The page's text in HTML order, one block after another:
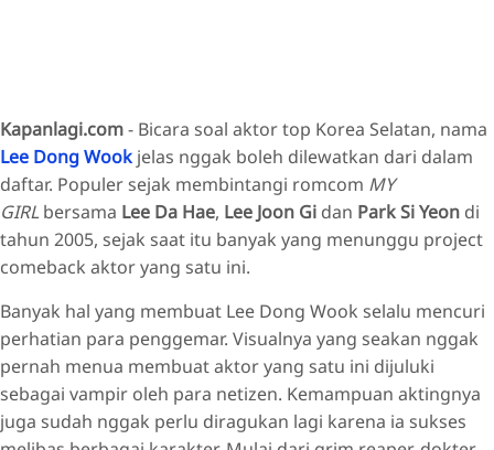
Kapanlagi.com- Bicara soal aktor top Korea Selatan, nama
Lee Dong Wookjelas nggak boleh dilewatkan dari dalam
daftar. Populer sejak membintangi romcom MY
GIRL bersama Lee Da Hae, Lee Joon Gi dan Park Si Yeon di
tahun 2005, sejak saat itu banyak yang menunggu project
comeback aktor yang satu ini.
Banyak hal yang membuat Lee Dong Wook selalu mencuri
perhatian para penggemar. Visualnya yang seakan nggak
pernah menua membuat aktor yang satu ini dijuluki
sebagai vampir oleh para netizen. Kemampuan aktingnya
juga sudah nggak perlu diragukan lagi karena ia sukses